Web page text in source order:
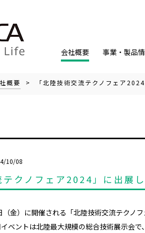
会社概要 事業・製品
概要 > 「北陸技術交流テクノフェア2024
10/08
テクノフェア2024」に出展
金）に開催される「北陸技術交流テクノフ
ベントは北陸最大規模の総合技術展示会で、